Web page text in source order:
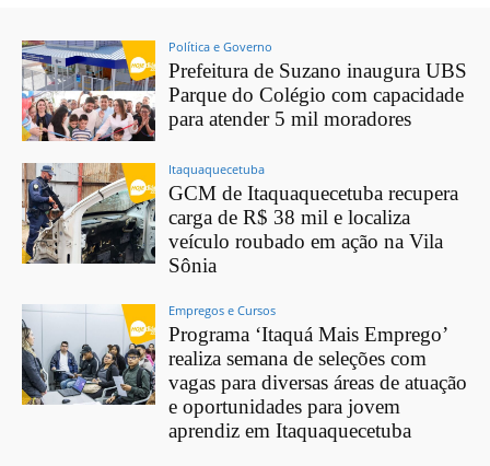
Política e Governo
Prefeitura de Suzano inaugura UBS
Parque do Colégio com capacidade
para atender 5 mil moradores
Itaquaquecetuba
GCM de Itaquaquecetuba recupera
carga de R$ 38 mil e localiza
veículo roubado em ação na Vila
Sônia
Empregos e Cursos
Programa ‘Itaquá Mais Emprego’
realiza semana de seleções com
vagas para diversas áreas de atuação
e oportunidades para jovem
aprendiz em Itaquaquecetuba